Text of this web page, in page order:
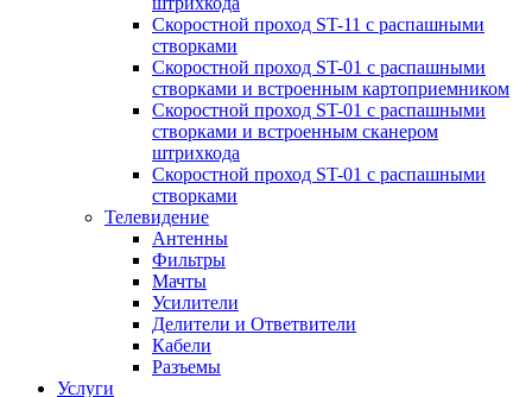
Скоростной проход ST-11 с распашными
створками
Скоростной проход ST-01 с распашными
створками и встроенным картоприемником
Скоростной проход ST-01 с распашными
створками и встроенным сканером
штрихкода
Скоростной проход ST-01 с распашными
створками
Телевидение
Антенны
Фильтры
Мачты
Усилители
Делители и Ответвители
Кабели
Разъемы
Услуги